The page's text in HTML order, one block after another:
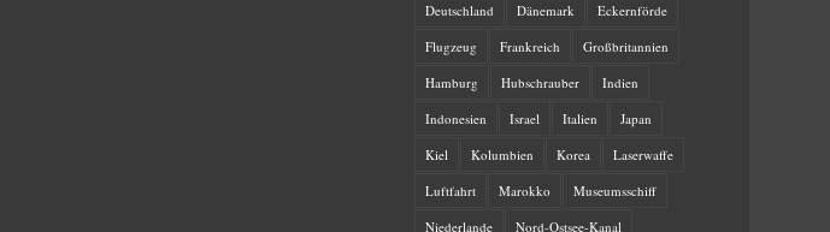
Deutschland
Dänemark
Eckernförde
Flugzeug
Frankreich
Großbritannien
Hamburg
Hubschrauber
Indien
Indonesien
Israel Italien
Japan
Kiel
Kolumbien Korea
Laserwaffe
Luftfahrt
Marokko
Museumsschiff
Niederlande
Nord-Ostsee-Kanal